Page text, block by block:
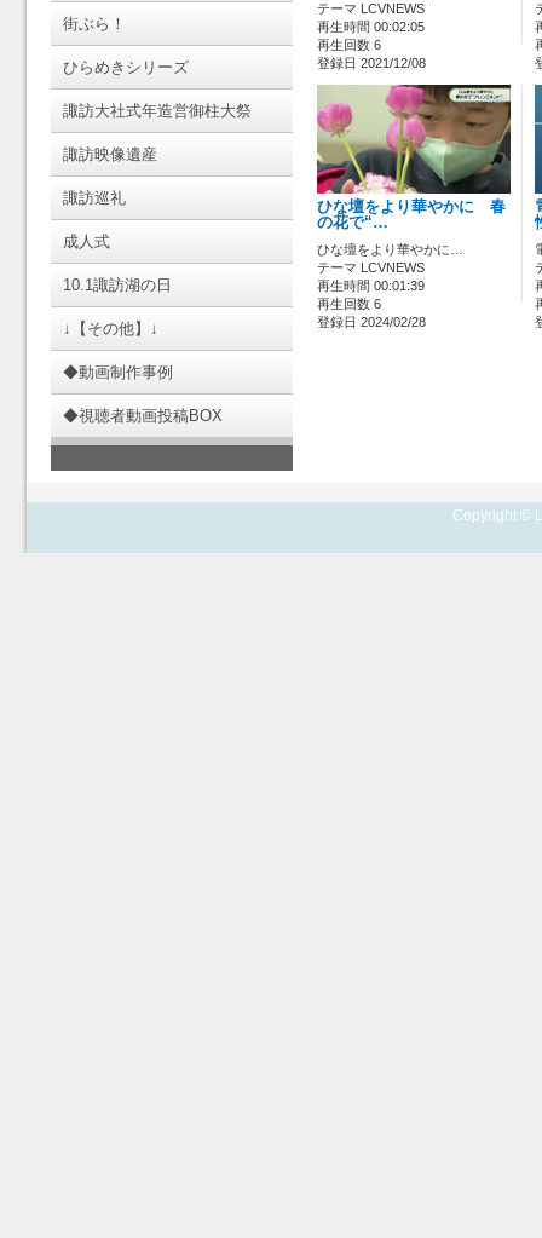
街ぶら！
ひらめきシリーズ
諏訪大社式年造営御柱大祭
諏訪映像遺産
諏訪巡礼
成人式
10.1諏訪湖の日
↓【その他】↓
◆動画制作事例
◆視聴者動画投稿BOX
テーマ LCVNEWS
再生時間 00:02:05
再生回数 6
登録日 2021/12/08
ひな壇をより華やかに 春
の花で“…
ひな壇をより華やかに…
テーマ LCVNEWS
再生時間 00:01:39
再生回数 6
登録日 2024/02/28
Copyright ©